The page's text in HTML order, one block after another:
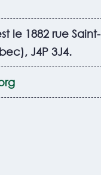
le 1882 rue Saint-
J4P 3J4.